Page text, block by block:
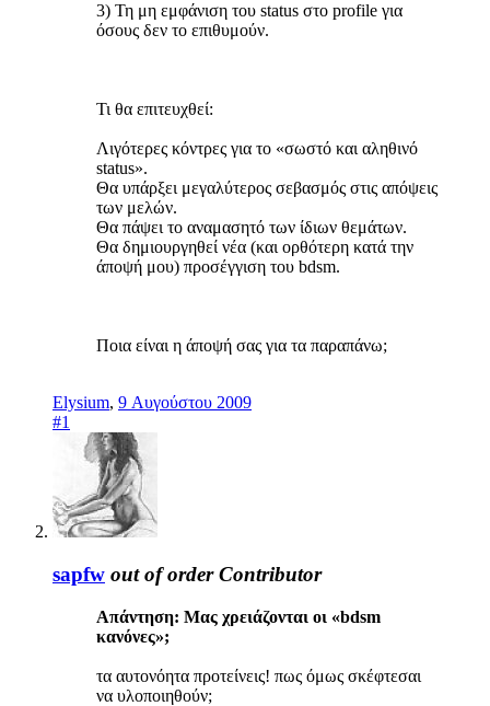
3) Τη μη εμφάνιση του status στο profile για
όσους δεν το επιθυμούν.
Τι θα επιτευχθεί:
Λιγότερες κόντρες για το «σωστό και αληθινό
status».
Θα υπάρξει μεγαλύτερος σεβασμός στις απόψεις
των μελών.
Θα πάψει το αναμασητό των ίδιων θεμάτων.
Θα δημιουργηθεί νέα (και ορθότερη κατά την
άποψή μου) προσέγγιση του bdsm.
Ποια είναι η άποψή σας για τα παραπάνω;
Elysium, 9 Αυγούστου 2009
#1
sapfw out of order Contributor
Απάντηση: Μας χρειάζονται οι «bdsm
κανόνες»;
τα αυτονόητα προτείνεις! πως όμως σκέφτεσαι
να υλοποιηθούν;